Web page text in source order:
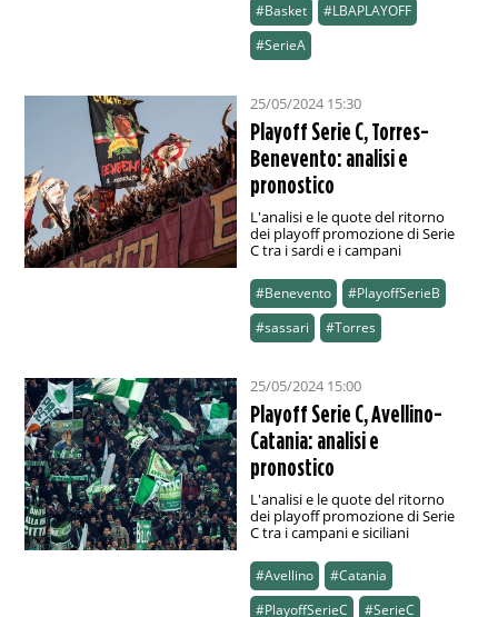
#Basket
#LBAPLAYOFF
#SerieA
25/05/2024 15:30
Playoff Serie C, Torres-
Benevento: analisi e
pronostico
L'analisi e le quote del ritorno
dei playoff promozione di Serie
C tra i sardi e i campani
#Benevento
#PlayoffSerieB
#sassari
#Torres
25/05/2024 15:00
Playoff Serie C, Avellino-
Catania: analisi e
pronostico
L'analisi e le quote del ritorno
dei playoff promozione di Serie
C tra i campani e siciliani
#Avellino
#Catania
#PlayoffSerieC
#SerieC